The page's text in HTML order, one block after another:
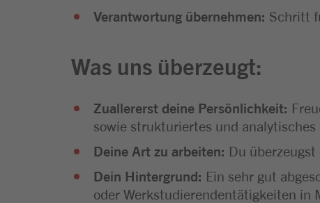
Verantwortung übernehmen: Schritt
Was uns überzeugt:
Zuallererst deine Persönlichkeit:
sowie strukturiertes und analytisches
Deine Art zu arbeiten: Du
Dein Hintergrund: Ein sehr gut
oder Werkstudierendentätigkeiten in